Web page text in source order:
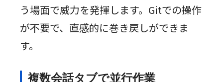
う場面で威力を発揮します。Gitでの操作
が不要で、直感的に巻き戻しができま
す。
複数会話タブで並行作業